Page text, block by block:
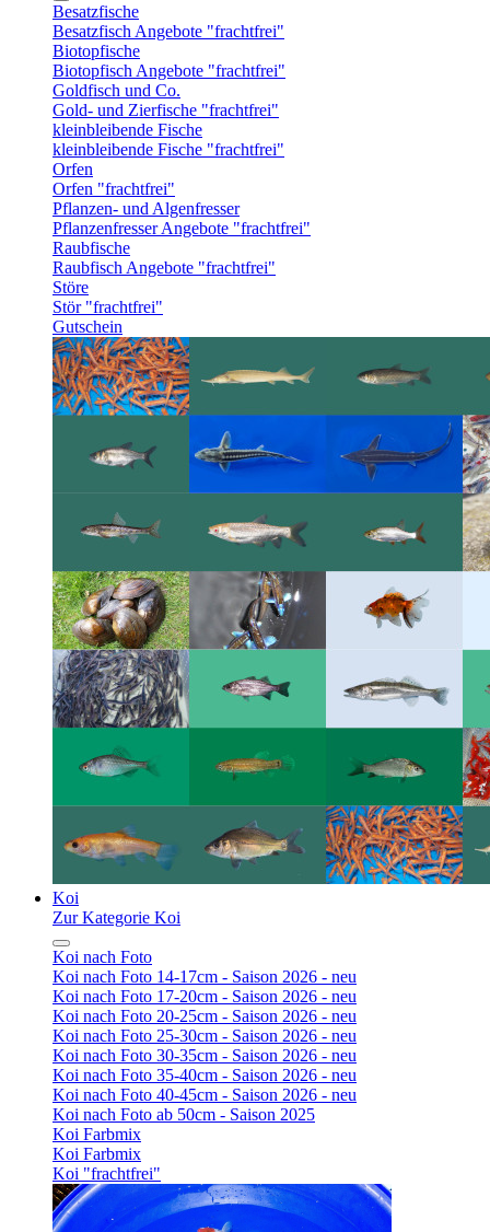
Besatzfische
Besatzfisch Angebote "frachtfrei"
Biotopfische
Biotopfisch Angebote "frachtfrei"
Goldfisch und Co.
Gold- und Zierfische "frachtfrei"
kleinbleibende Fische
kleinbleibende Fische "frachtfrei"
Orfen
Orfen "frachtfrei"
Pflanzen- und Algenfresser
Pflanzenfresser Angebote "frachtfrei"
Raubfische
Raubfisch Angebote "frachtfrei"
Störe
Stör "frachtfrei"
Gutschein
Koi
Zur Kategorie Koi
Koi nach Foto
Koi nach Foto 14-17cm - Saison 2026 - neu
Koi nach Foto 17-20cm - Saison 2026 - neu
Koi nach Foto 20-25cm - Saison 2026 - neu
Koi nach Foto 25-30cm - Saison 2026 - neu
Koi nach Foto 30-35cm - Saison 2026 - neu
Koi nach Foto 35-40cm - Saison 2026 - neu
Koi nach Foto 40-45cm - Saison 2026 - neu
Koi nach Foto ab 50cm - Saison 2025
Koi Farbmix
Koi Farbmix
Koi "frachtfrei"